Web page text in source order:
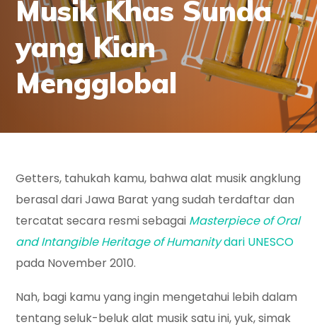
Musik Khas Sunda
yang Kian
Mengglobal
Getters, tahukah kamu, bahwa alat musik angklung
berasal dari Jawa Barat yang sudah terdaftar dan
tercatat secara resmi sebagai Masterpiece of Oral
and Intangible Heritage of Humanitydari UNESCO
pada November 2010.
Nah, bagi kamu yang ingin mengetahui lebih dalam
tentang seluk-beluk alat musik satu ini, yuk, simak